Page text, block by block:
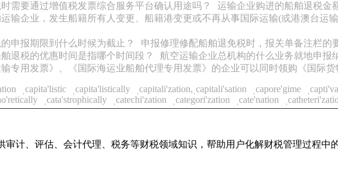
需要通过增值税发票综合服务平台确认用途吗？
运输企业购进的船舶退税金
输企业，发生船籍所有人变更、船籍港变更或不再从事国际运输(或港澳台运
申报期限到什么时候为截止？
申报修理修配船舶退免税时，报关单备注栏的
退税的优惠时间是指哪个时间段？
航空运输企业总机构的什么业务就地申报
专用发票》、《国际海运业船舶代理专用发票》的企业可以同时领购《国际
ˌcapita'listic ˌcapita'listically ˌcapitali'zation,ˌcapitali'sation ˌcapore'gime
ˌcata'strophically ˌcatechi'zation ˌcategori'zation ˌcate'nation
计、评估、会计代理、税务等财税领域知识，帮助用户化解财税管理过程中